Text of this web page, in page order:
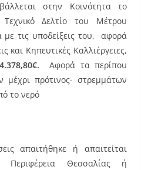
στην Κοινότητα το
Τεχνικό Δελτίο του Μέτρου
τις υποδείξεις του, αφορά
και Κηπευτικές Καλλιέργειες,
Αφορά τα περίπου
μέχρι πρότινος- στρεμμάτων
το νερό
απαιτήθηκε ή απαιτείται
Θεσσαλίας ή